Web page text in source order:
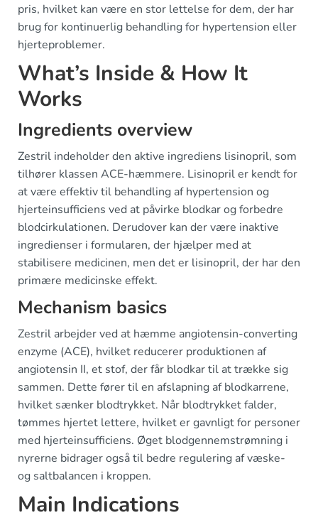
pris, hvilket kan være en stor lettelse for dem, der har
brug for kontinuerlig behandling for hypertension eller
hjerteproblemer.
What’s Inside & How It
Works
Ingredients overview
Zestril indeholder den aktive ingrediens lisinopril, som
tilhører klassen ACE-hæmmere. Lisinopril er kendt for
at være effektiv til behandling af hypertension og
hjerteinsufficiens ved at påvirke blodkar og forbedre
blodcirkulationen. Derudover kan der være inaktive
ingredienser i formularen, der hjælper med at
stabilisere medicinen, men det er lisinopril, der har den
primære medicinske effekt.
Mechanism basics
Zestril arbejder ved at hæmme angiotensin-converting
enzyme (ACE), hvilket reducerer produktionen af
angiotensin II, et stof, der får blodkar til at trække sig
sammen. Dette fører til en afslapning af blodkarrene,
hvilket sænker blodtrykket. Når blodtrykket falder,
tømmes hjertet lettere, hvilket er gavnligt for personer
med hjerteinsufficiens. Øget blodgennemstrømning i
nyrerne bidrager også til bedre regulering af væske-
og saltbalancen i kroppen.
Main Indications